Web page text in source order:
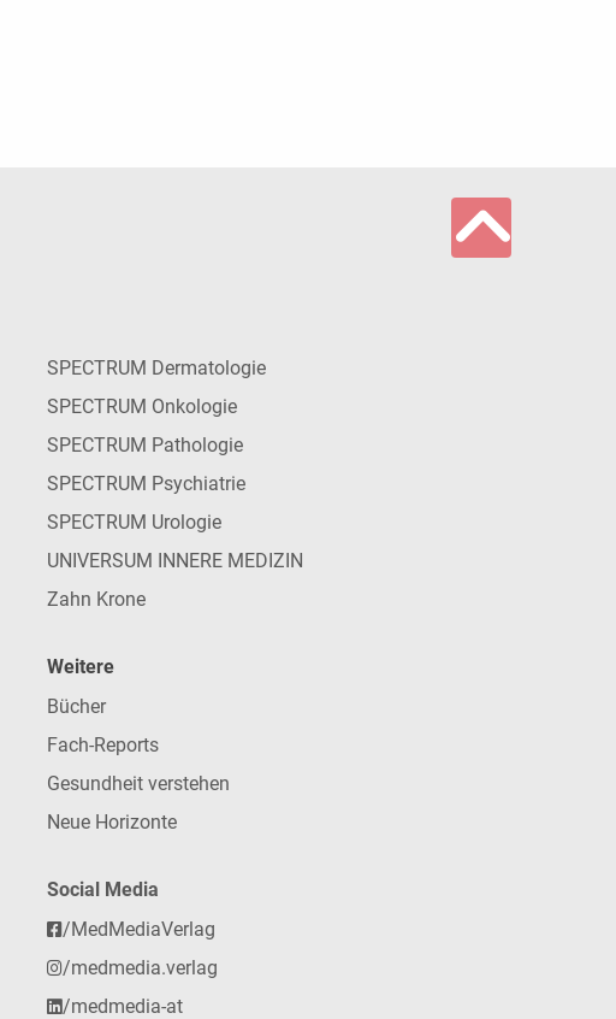
SPECTRUM Dermatologie
SPECTRUM Onkologie
SPECTRUM Pathologie
SPECTRUM Psychiatrie
SPECTRUM Urologie
UNIVERSUM INNERE MEDIZIN
Zahn Krone
Weitere
Bücher
Fach-Reports
Gesundheit verstehen
Neue Horizonte
Social Media
/MedMediaVerlag
/medmedia.verlag
/medmedia-at